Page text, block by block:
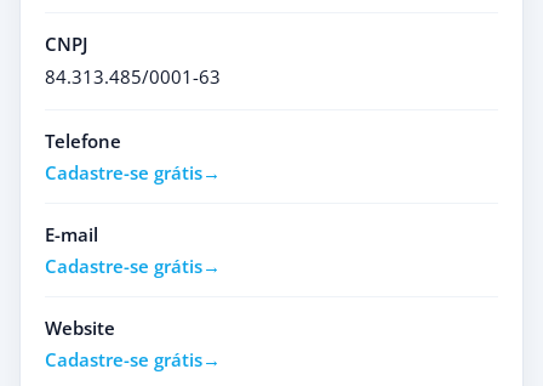
CNPJ
84.313.485/0001-63
Telefone
Cadastre-se grátis
E-mail
Cadastre-se grátis
Website
Cadastre-se grátis